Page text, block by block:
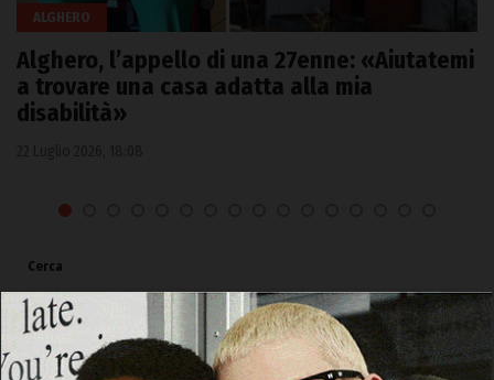
ALGHERO
Alghero, l’appello di una 27enne: «Aiutatemi
a trovare una casa adatta alla mia
disabilità»
Cerca